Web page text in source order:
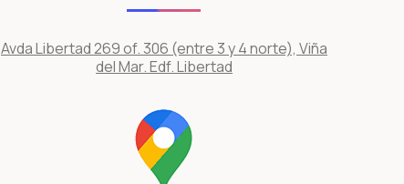
Avda Libertad 269 of. 306 (entre 3 y 4 norte), Viña
del Mar. Edf. Libertad